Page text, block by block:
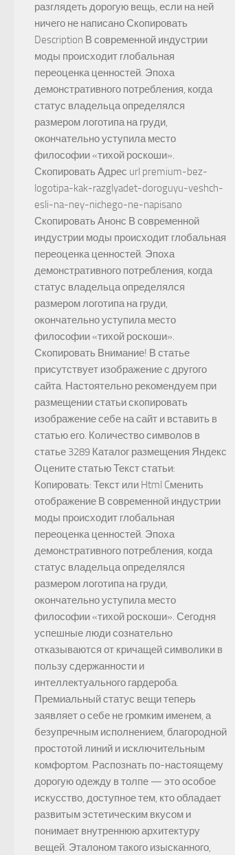
разглядеть дорогую вещь, если на ней
ничего не написано Скопировать
Description В современной индустрии
моды происходит глобальная
переоценка ценностей. Эпоха
демонстративного потребления, когда
статус владельца определялся
размером логотипа на груди,
окончательно уступила место
философии «тихой роскоши».
Скопировать Адрес url premium-bez-
logotipa-kak-razglyadet-doroguyu-veshch-
esli-na-ney-nichego-ne-napisano
Скопировать Анонс В современной
индустрии моды происходит глобальная
переоценка ценностей. Эпоха
демонстративного потребления, когда
статус владельца определялся
размером логотипа на груди,
окончательно уступила место
философии «тихой роскоши».
Скопировать Внимание! В статье
присутствует изображение с другого
сайта. Настоятельно рекомендуем при
размещении статьи скопировать
изображение себе на сайт и вставить в
статью его. Количество символов в
статье 3289 Каталог размещения Яндекс
Оцените статью Текст статьи:
Копировать: Текст или Html Cменить
отображение В современной индустрии
моды происходит глобальная
переоценка ценностей. Эпоха
демонстративного потребления, когда
статус владельца определялся
размером логотипа на груди,
окончательно уступила место
философии «тихой роскоши». Сегодня
успешные люди сознательно
отказываются от кричащей символики в
пользу сдержанности и
интеллектуального гардероба.
Премиальный статус вещи теперь
заявляет о себе не громким именем, а
безупречным исполнением, благородной
простотой линий и исключительным
комфортом. Распознать по-настоящему
дорогую одежду в толпе — это особое
искусство, доступное тем, кто обладает
развитым эстетическим вкусом и
понимает внутреннюю архитектуру
вещей. Эталоном такого изысканного,